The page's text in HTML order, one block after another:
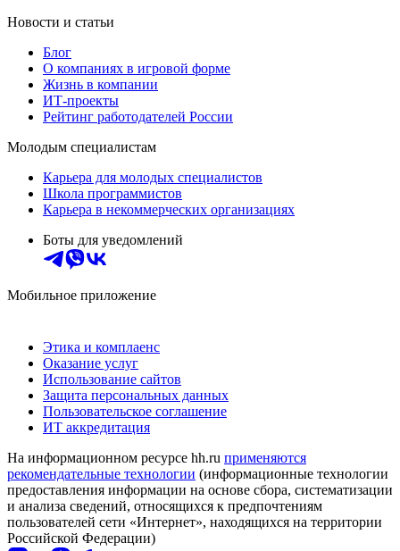
Новости и статьи
Блог
О компаниях в игровой форме
Жизнь в компании
ИТ-проекты
Рейтинг работодателей России
Молодым специалистам
Карьера для молодых специалистов
Школа программистов
Карьера в некоммерческих организациях
Боты для уведомлений
Мобильное приложение
Этика и комплаенс
Оказание услуг
Использование сайтов
Защита персональных данных
Пользовательское соглашение
ИТ аккредитация
На информационном ресурсе hh.ru применяются
рекомендательные технологии (информационные технологии
предоставления информации на основе сбора, систематизации
и анализа сведений, относящихся к предпочтениям
пользователей сети «Интернет», находящихся на территории
Российской Федерации)